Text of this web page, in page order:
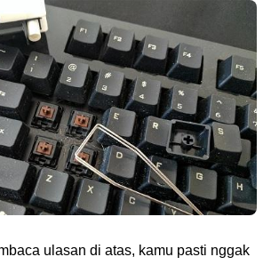
ulasan di atas, kamu pasti nggak